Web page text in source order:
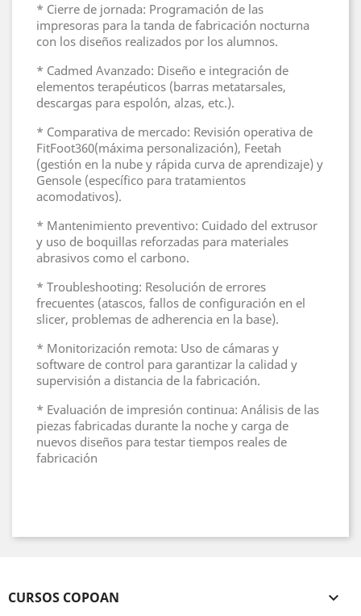
* Cierre de jornada: Programación de las
impresoras para la tanda de fabricación nocturna
con los diseños realizados por los alumnos.
* Cadmed Avanzado: Diseño e integración de
elementos terapéuticos (barras metatarsales,
descargas para espolón, alzas, etc.).
* Comparativa de mercado: Revisión operativa de
FitFoot360(máxima personalización), Feetah
(gestión en la nube y rápida curva de aprendizaje) y
Gensole (específico para tratamientos
acomodativos).
* Mantenimiento preventivo: Cuidado del extrusor
y uso de boquillas reforzadas para materiales
abrasivos como el carbono.
* Troubleshooting: Resolución de errores
frecuentes (atascos, fallos de configuración en el
slicer, problemas de adherencia en la base).
* Monitorización remota: Uso de cámaras y
software de control para garantizar la calidad y
supervisión a distancia de la fabricación.
* Evaluación de impresión continua: Análisis de las
piezas fabricadas durante la noche y carga de
nuevos diseños para testar tiempos reales de
fabricación
CURSOS COPOAN 